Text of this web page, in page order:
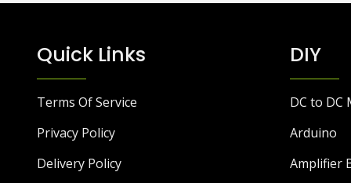
Quick Links
Terms Of Service
Privacy Policy
Delivery Policy
DIY
DC to DC
Arduino
Amplifier